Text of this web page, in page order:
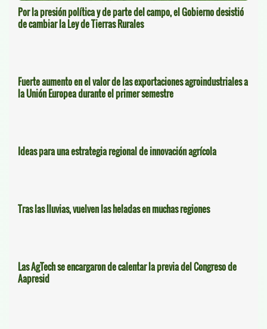
Por la presión política y de parte del campo, el Gobierno desistió
de cambiar la Ley de Tierras Rurales
Fuerte aumento en el valor de las exportaciones agroindustriales a
la Unión Europea durante el primer semestre
Ideas para una estrategia regional de innovación agrícola
Tras las lluvias, vuelven las heladas en muchas regiones
Las AgTech se encargaron de calentar la previa del Congreso de
Aapresid